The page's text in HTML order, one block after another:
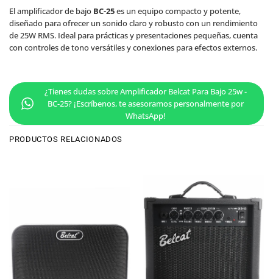
El amplificador de bajo BC-25es un equipo compacto y potente,
diseñado para ofrecer un sonido claro y robusto con un rendimiento
de 25W RMS. Ideal para prácticas y presentaciones pequeñas, cuenta
con controles de tono versátiles y conexiones para efectos externos.
¿Tienes dudas sobre Amplificador Belcat Para Bajo 25w -
BC-25? ¡Escríbenos, te asesoramos personalmente por
WhatsApp!
PRODUCTOS RELACIONADOS